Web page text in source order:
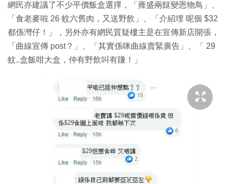
網民亦建議了不少平價飯盒選擇，「雍盛兩餸變恩物鳥」、
「食老麥啦 26 蚊六舊肉，又送野飲」、「介紹埋 呢個 $32
都係灣仔！」，另外亦有網民質疑樓主是在宣傳新店開張，
「曲線宣傳 post？」、「其實係咪曲線賣緊廣告」、「 29
蚊..盒飯咁大盒，仲有野飲叫有賺！」